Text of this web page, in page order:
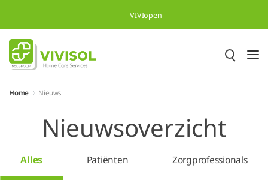
Overslaan en naar hoofdinhoud gaan
VIVIopen
Home Nieuws
Nieuwsoverzicht
Alles Patiënten Zorgprofessionals